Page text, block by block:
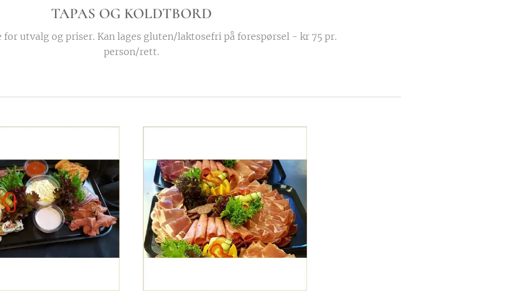
TAPAS OG KOLDTBORD
for utvalg og priser. Kan lages gluten/laktosefri på forespørsel - kr 75 pr.
person/rett.